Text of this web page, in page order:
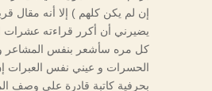
إن لم يكن كلهم ) إلا أنه مقال
يضيرني أن أكرر قراءته عشرات
كل مره سأشعر بنفس المشاعر
الحسرات و عيني نفس العبرات
بحرفية كاتبة قادرة على وصف